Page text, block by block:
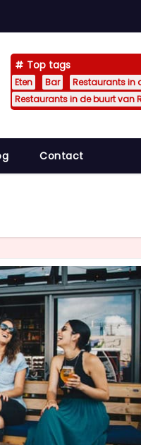
Top tags
Eten Bar Restaurants in
Restaurants in de buurt van
Contact